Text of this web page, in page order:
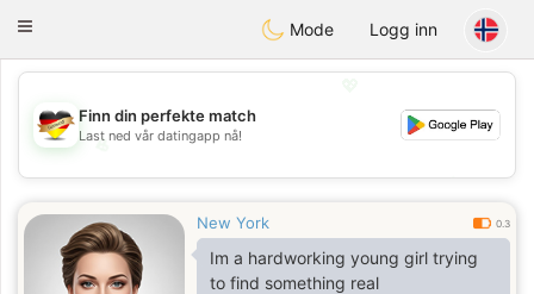
Deutsch Dating
Toggle
Mode Logg inn
💖
💕
Finn din perfekte match
Last ned vår datingapp nå!
New York 0.3
Im a hardworking young girl trying
to find something real